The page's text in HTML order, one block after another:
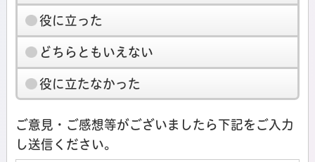
役に立った
どちらともいえない
役に立たなかった
ご意見・ご感想等がございましたら下記をご入力
し送信ください。